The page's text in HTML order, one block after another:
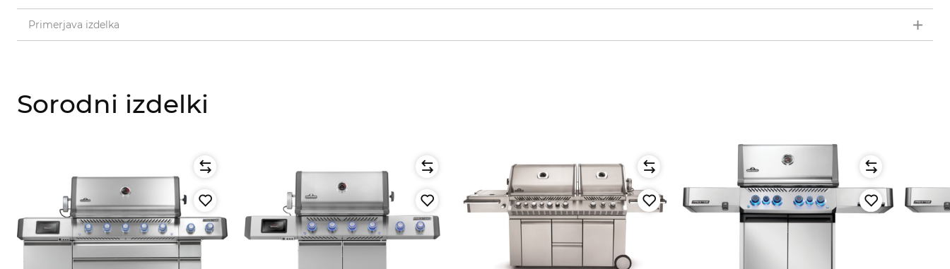
Primerjava izdelka
Sorodni izdelki